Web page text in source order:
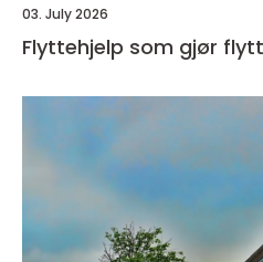
03. July 2026
Flyttehjelp som gjør